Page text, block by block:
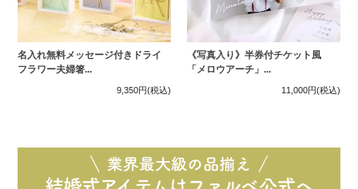
名入れ無料メッセージ付きドライ
フラワー夫婦箸...
9,350円(税込)
《写真入り》半券付チケット風
「メロウアーチ」...
11,000円(税込)